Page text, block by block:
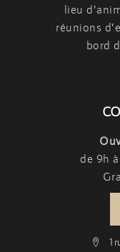
lieu
réunions
bord
de 9h
1